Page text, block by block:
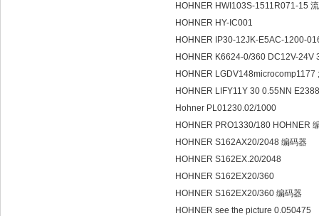
HOHNER HWI103S-1511R071-15
HOHNER HY-IC001
HOHNER IP30-12JK-E5AC-1200-
HOHNER K6624-0/360 DC12V-24V
HOHNER
HOHNER LIFY11Y 30 0.55NN
Hohner PL01230.02/1000
HOHNER PRO1330/180 HOHNER
HOHNER S162AX20/2048 编码器
HOHNER S162EX.20/2048
HOHNER S162EX20/360
HOHNER S162EX20/360 编码器
HOHNER see the picture 0.050475